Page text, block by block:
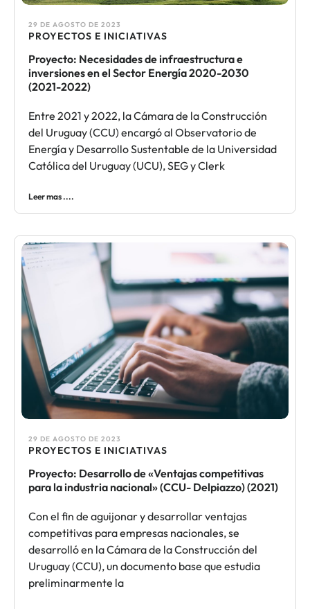
29 DE AGOSTO DE 2023
PROYECTOS E INICIATIVAS
Proyecto: Necesidades de infraestructura e
inversiones en el Sector Energía 2020-2030
(2021-2022)
Entre 2021 y 2022, la Cámara de la Construcción
del Uruguay (CCU) encargó al Observatorio de
Energía y Desarrollo Sustentable de la Universidad
Católica del Uruguay (UCU), SEG y Clerk
Leer mas ....
29 DE AGOSTO DE 2023
PROYECTOS E INICIATIVAS
Proyecto: Desarrollo de «Ventajas competitivas
para la industria nacional» (CCU- Delpiazzo) (2021)
Con el fin de aguijonar y desarrollar ventajas
competitivas para empresas nacionales, se
desarrolló en la Cámara de la Construcción del
Uruguay (CCU), un documento base que estudia
preliminarmente la